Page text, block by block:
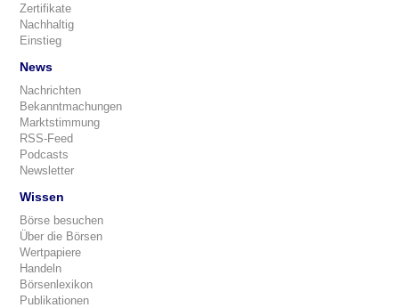
Zertifikate
Nachhaltig
Einstieg
News
Nachrichten
Bekanntmachungen
Marktstimmung
RSS-Feed
Podcasts
Newsletter
Wissen
Börse besuchen
Über die Börsen
Wertpapiere
Handeln
Börsenlexikon
Publikationen